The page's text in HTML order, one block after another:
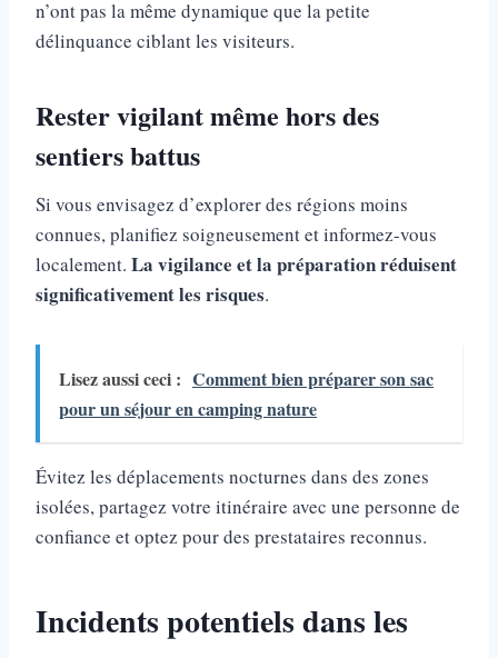
n’ont pas la même dynamique que la petite
délinquance ciblant les visiteurs.
Rester vigilant même hors des
sentiers battus
Si vous envisagez d’explorer des régions moins
connues, planifiez soigneusement et informez-vous
localement. La vigilance et la préparation réduisent
significativement les risques.
Lisez aussi ceci : Comment bien préparer son sac
pour un séjour en camping nature
Évitez les déplacements nocturnes dans des zones
isolées, partagez votre itinéraire avec une personne de
confiance et optez pour des prestataires reconnus.
Incidents potentiels dans les